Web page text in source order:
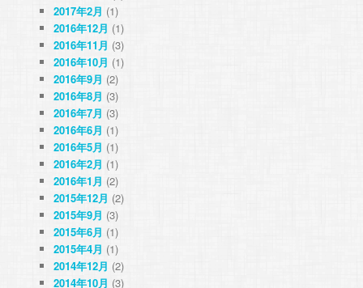
2017年2月 (1)
2016年12月 (1)
2016年11月 (3)
2016年10月 (1)
2016年9月 (2)
2016年8月 (3)
2016年7月 (3)
2016年6月 (1)
2016年5月 (1)
2016年2月 (1)
2016年1月 (2)
2015年12月 (2)
2015年9月 (3)
2015年6月 (1)
2015年4月 (1)
2014年12月 (2)
2014年10月 (3)